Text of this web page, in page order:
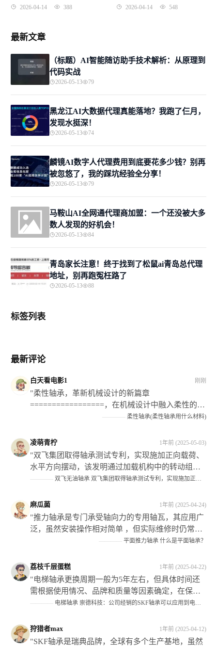
2026-04-14 388 2026-04-14 548
最新文章
（标题）AI智能随访助手技术解析：从原理到
代码实战
2026-05-13 79
黑龙江AI大数据代理真能落地？我跑了仨月，
发现水挺深！
2026-05-13 74
麟镜AI数字人代理费用到底要花多少钱？别再
被忽悠了，我的踩坑经验全分享！
2026-05-13 79
马鞍山AI全网通代理商加盟：一个还没被大多
数人发现的好机会！
2026-05-13 84
青岛家长注意！终于找到了松鼠ai青岛总代理
地址，别再跑冤枉路了
2026-05-13 88
标签列表
最新评论
白天看电影1 刚刚
"柔性轴承，革新机械设计的新篇章
=================，在机械设计中融入柔性的理
念和技术手段已经成为当前的发展趋势之一；而在
愈发重要的角色。**它们不仅为机械设备提供了灵
活的转动和支撑作用**，还显著提升了设备的运行
效率和可靠性以及使用寿命等性能指标此外也为企
业带来了可观的经济效益和社会效益"
————柔性轴承(柔性轴承用什么材料)
凌萌青柠 1年前 (2025-05-03)
"双飞集团取得轴承测试专利，实现施加正向载荷、
水平方向摆动，该发明通过加载机构中的转动组件
调节了升降油缸在试验组上的位置关系；当对实验
上适当的位置处从而避免死而影响侧姘的作用效果"
———— 双飞无油轴承 双飞集团取得轴承测试专利，实现施加正向载荷，水平方向摆动，满足工况需求
麻瓜菌 1年前 (2025-04-24)
"推力轴承是专门承受轴向力的专用轴瓦，其应用广
泛，虽然安装操作相对简单 ，但实际维修时仍常有
错误发生 ，在装配过程中需要注意以下几点：首先
型号和规格 ；最后确保正确区分紧环与松圈的安装
位置 此外还需注意保持架组件的选择以及滚动体的
材质等因素对整体性能的影响"
————平面推力轴承 什么是平面轴承？
荔枝千层蛋糕 1年前 (2025-04-22)
"电梯轴承更换周期一般为5年左右，但具体时间还
需根据使用情况、品牌和质量等因素确定，在保养
和维修过程中应注意检查曳引轮等关键部件的磨损
———— 电梯轴承 崇德科技：公司经销的SKF轴承可以应用到电梯设备中
狩猎者max 1年前 (2025-04-12)
"SKF轴承是瑞典品牌，全球有多个生产基地，虽然